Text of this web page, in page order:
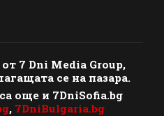
от 7 Dni Media Group,
се на пазара.
още и 7DniSofia.bg
, 7DniBulgaria.bg